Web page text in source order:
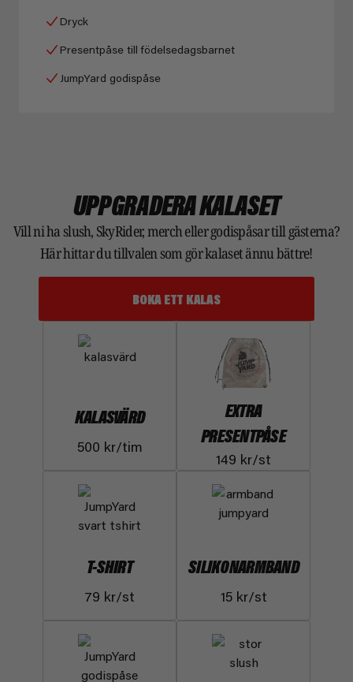
Dryck
Presentpåse till födelsedagsbarnet
JumpYard godispåse
UPPGRADERA KALASET
Vill ni ha slush, SkyRider, merch eller godispåsar till gästerna?
Här hittar du tillvalen som gör kalaset ännu bättre!
BOKA ETT KALAS
KALASVÄRD
500 kr/tim
EXTRA
PRESENTPÅSE
149 kr/st
T-SHIRT
79 kr/st
SILIKONARMBAND
15 kr/st